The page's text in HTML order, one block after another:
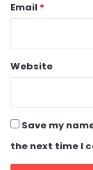
Email *
Website
Save my
the next time I